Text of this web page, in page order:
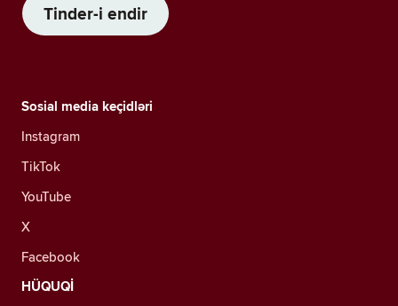
Tinder-i endir
Sosial media keçidləri
Instagram
TikTok
YouTube
X
Facebook
HÜQUQİ